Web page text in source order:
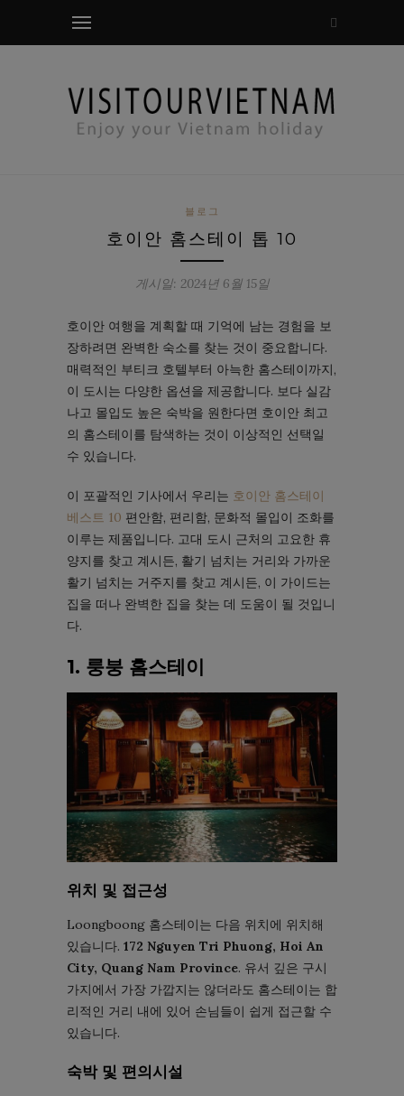
블로그
호이안 홈스테이 톱 10
게시일: 2024년 6월 15일
호이안 여행을 계획할 때 기억에 남는 경험을 보
장하려면 완벽한 숙소를 찾는 것이 중요합니다.
매력적인 부티크 호텔부터 아늑한 홈스테이까지,
이 도시는 다양한 옵션을 제공합니다. 보다 실감
나고 몰입도 높은 숙박을 원한다면 호이안 최고
의 홈스테이를 탐색하는 것이 이상적인 선택일
수 있습니다.
이 포괄적인 기사에서 우리는 호이안 홈스테이
베스트 10 편안함, 편리함, 문화적 몰입이 조화를
이루는 제품입니다. 고대 도시 근처의 고요한 휴
양지를 찾고 계시든, 활기 넘치는 거리와 가까운
활기 넘치는 거주지를 찾고 계시든, 이 가이드는
집을 떠나 완벽한 집을 찾는 데 도움이 될 것입니
다.
1. 룽붕 홈스테이
위치 및 접근성
Loongboong 홈스테이는 다음 위치에 위치해
있습니다. 172 Nguyen Tri Phuong, Hoi An
City, Quang Nam Province. 유서 깊은 구시
가지에서 가장 가깝지는 않더라도 홈스테이는 합
리적인 거리 내에 있어 손님들이 쉽게 접근할 수
있습니다.
숙박 및 편의시설